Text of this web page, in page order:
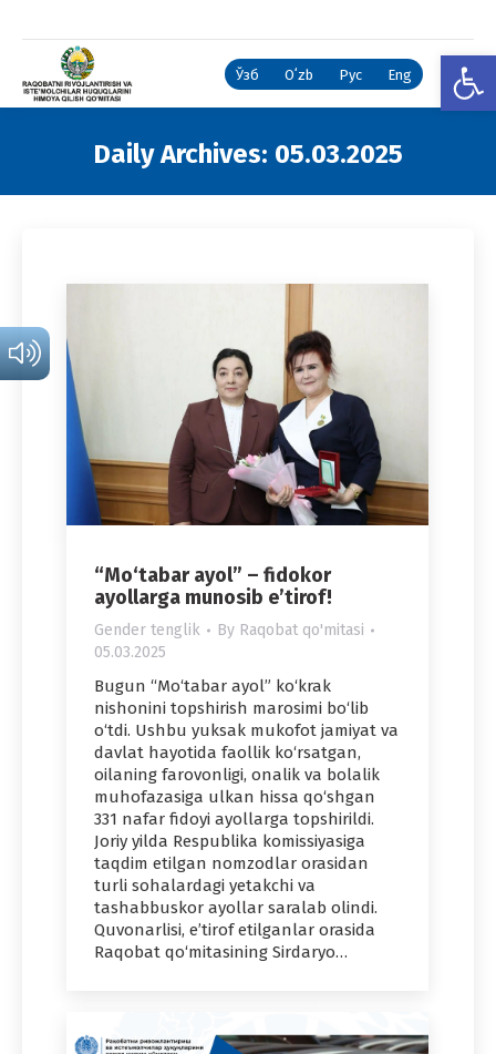
Ўзб Oʻzb Рус Eng
Daily Archives: 05.03.2025
“Mo‘tabar ayol” – fidokor
ayollarga munosib e’tirof!
Gender tenglik By Raqobat qo'mitasi
05.03.2025
Bugun “Mo‘tabar ayol” ko‘krak
nishonini topshirish marosimi bo‘lib
o‘tdi. Ushbu yuksak mukofot jamiyat va
davlat hayotida faollik ko‘rsatgan,
oilaning farovonligi, onalik va bolalik
muhofazasiga ulkan hissa qo‘shgan
331 nafar fidoyi ayollarga topshirildi.
Joriy yilda Respublika komissiyasiga
taqdim etilgan nomzodlar orasidan
turli sohalardagi yetakchi va
tashabbuskor ayollar saralab olindi.
Quvonarlisi, e’tirof etilganlar orasida
Raqobat qo‘mitasining Sirdaryo…